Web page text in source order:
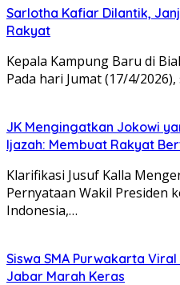
Sarlotha Kafiar Dilantik,
Rakyat
Kepala Kampung Baru di
Pada hari Jumat (17/4/
JK Mengingatkan Jokowi
Ijazah: Membuat Rakyat
Klarifikasi Jusuf Kalla
Pernyataan Wakil Presiden
Indonesia,…
Siswa SMA Purwakarta
Jabar Marah Keras